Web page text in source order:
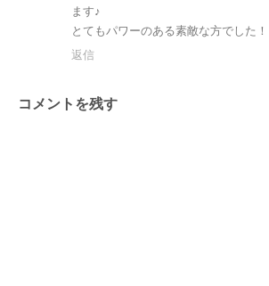
ます♪
とてもパワーのある素敵な方でした！
返信
コメントを残す